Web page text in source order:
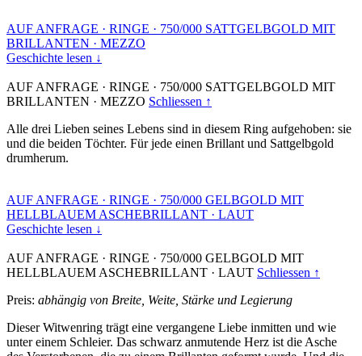
AUF ANFRAGE · RINGE · 750/000 SATTGELBGOLD MIT
BRILLANTEN · MEZZO
Geschichte lesen ↓
AUF ANFRAGE · RINGE · 750/000 SATTGELBGOLD MIT
BRILLANTEN · MEZZO Schliessen ↑
Alle drei Lieben seines Lebens sind in diesem Ring aufgehoben: sie
und die beiden Töchter. Für jede einen Brillant und Sattgelbgold
drumherum.
AUF ANFRAGE · RINGE · 750/000 GELBGOLD MIT
HELLBLAUEM ASCHEBRILLANT · LAUT
Geschichte lesen ↓
AUF ANFRAGE · RINGE · 750/000 GELBGOLD MIT
HELLBLAUEM ASCHEBRILLANT · LAUT Schliessen ↑
Preis: abhängig von Breite, Weite, Stärke und Legierung
Dieser Witwenring trägt eine vergangene Liebe inmitten und wie
unter einem Schleier. Das schwarz anmutende Herz ist die Asche